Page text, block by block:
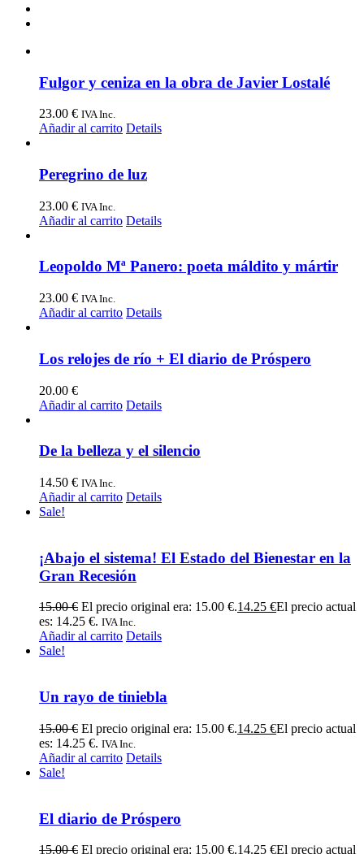
Fulgor y ceniza en la obra de Javier Lostalé
23.00 € IVA Inc.
Añadir al carrito Details
Peregrino de luz
23.00 € IVA Inc.
Añadir al carrito Details
Leopoldo Mª Panero: poeta máldito y mártir
23.00 € IVA Inc.
Añadir al carrito Details
Los relojes de río + El diario de Próspero
20.00 €
Añadir al carrito Details
De la belleza y el silencio
14.50 € IVA Inc.
Añadir al carrito Details
Sale!
¡Abajo el sistema! El Estado del Bienestar en la
Gran Recesión
15.00€ El precio original era: 15.00 €.14.25 €El precio actual
es: 14.25 €. IVA Inc.
Añadir al carrito Details
Sale!
Un rayo de tiniebla
15.00€ El precio original era: 15.00 €.14.25 €El precio actual
es: 14.25 €. IVA Inc.
Añadir al carrito Details
Sale!
El diario de Próspero
15.00€ El precio original era: 15.00 €.14.25 €El precio actual